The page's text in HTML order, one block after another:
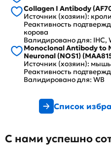
Collagen I Antibody
Источник (хозяин):
Реактивность
корова
Валидировано для: IHC,
Monoclonal Antibody to
Neuronal (NOS1)
Источник (хозяин): мышь
Реактивность
Валидировано для: WB
Список
С нами успешно